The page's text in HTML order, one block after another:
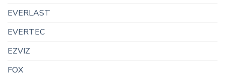
EVERLAST
EVERTEC
EZVIZ
FOX